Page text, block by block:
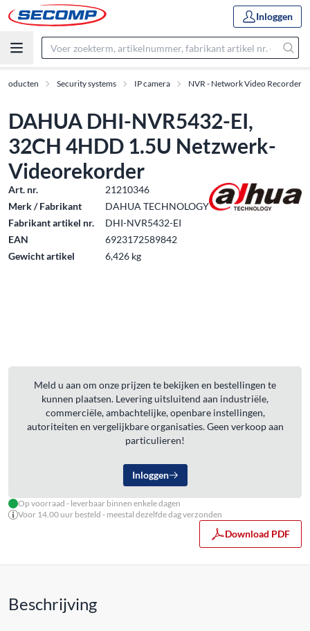
Inloggen
Producten Security systems IP camera NVR - Network Video Recorder
DAHUA DHI-NVR5432-EI,
32CH 4HDD 1.5U Netzwerk-
Videorekorder
Art. nr.
21210346
Merk / Fabrikant
DAHUA TECHNOLOGY
Fabrikant artikel nr.
DHI-NVR5432-EI
EAN
6923172589842
Gewicht artikel
6,426 kg
Meld u aan om onze prijzen te bekijken en bestellingen te
kunnen plaatsen. Levering uitsluitend aan industriële,
commerciële, ambachtelijke, openbare instellingen,
autoriteiten en vergelijkbare organisaties. Geen verkoop aan
particulieren!
Inloggen
Op voorraad - leverbaar binnen enkele dagen
Voor 14.00 uur besteld - meestal dezelfde dag verzonden
Download PDF
Beschrijving